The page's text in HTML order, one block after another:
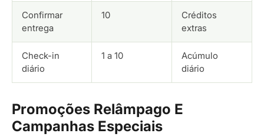
Confirmar
entrega
10
Créditos
extras
Check-in
diário
1 a 10
Acúmulo
diário
Promoções Relâmpago E
Campanhas Especiais